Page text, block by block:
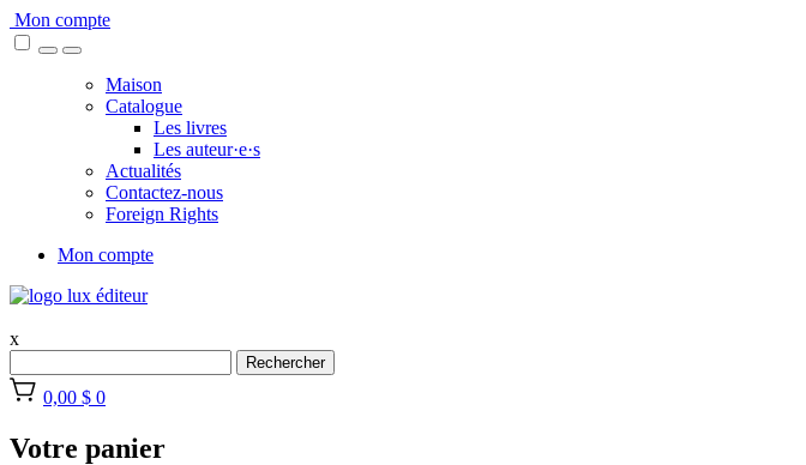
Skip
to
Mon compte
Maison
Catalogue
Les livres
Les auteur·e·s
Actualités
Contactez-nous
Foreign Rights
Mon compte
x
Rechercher
0,00 $ 0
Votre panier